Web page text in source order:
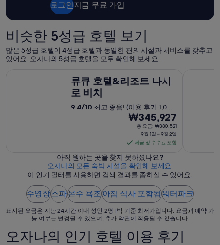
요
대
욕
장
도
로그인지금 무료 가입
비슷한 5성급 호텔 보기
많은 5성급 호텔이 4성급 호텔과 동일한 편의 시설과 서비스를 갖추고
있어요. 오자나의 5성급 호텔을 모두 확인해 보세요.
류큐 호텔&리조트 나시
로 비치
9.4/10 최고 좋음! (이용 후기 1,006
9
일
부
터
9
월
2
일
까
지
₩345,927
총 요금: ₩380,521
9월 1일 ~ 9월 2일
세금 및 수수료 포함
아직 원하는 곳을 찾지 못하셨나요?
오자나의 모든 숙박 시설을 확인해 보세요.
이 인기 필터를 사용하면 검색 결과를 좁히실 수 있어요.
수영장스파온수 욕조아침 식사 포함됨워터파크
표시된 요금은 지난 24시간 이내 성인 2명 1박 기준 최저가입니다. 요금과 예약 가
능 여부는 변경될 수 있으며, 추가 약관이 적용될 수 있습니다.
오자나의 인기 호텔 이용 후기